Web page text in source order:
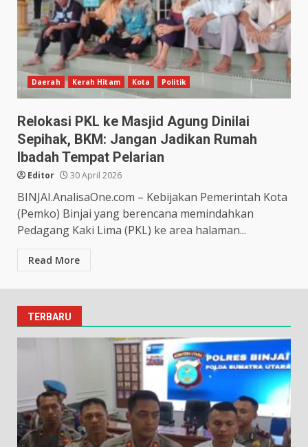
Daerah Kerah Hitam Kota Politik
Relokasi PKL ke Masjid Agung Dinilai
Sepihak, BKM: Jangan Jadikan Rumah
Ibadah Tempat Pelarian
Editor 30 April 2026
BINJAI.AnalisaOne.com – Kebijakan Pemerintah Kota
(Pemko) Binjai yang berencana memindahkan
Pedagang Kaki Lima (PKL) ke area halaman...
Read More
TERBARU